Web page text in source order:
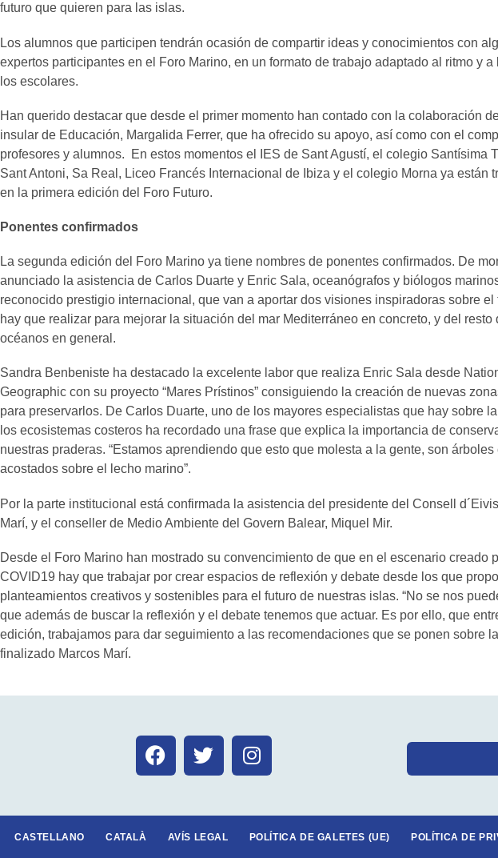
futuro que quieren para las islas.
Los alumnos que participen tendrán ocasión de compartir ideas y conocimientos con
expertos participantes en el Foro Marino, en un formato de trabajo adaptado al ritmo y a
los escolares.
Han querido destacar que desde el primer momento han contado con la colaboración
insular de Educación, Margalida Ferrer, que ha ofrecido su apoyo, así como con el
profesores y alumnos. En estos momentos el IES de Sant Agustí, el colegio Santísima
Sant Antoni, Sa Real, Liceo Francés Internacional de Ibiza y el colegio Morna ya están
en la primera edición del Foro Futuro.
Ponentes confirmados
La segunda edición del Foro Marino ya tiene nombres de ponentes confirmados. De
anunciado la asistencia de Carlos Duarte y Enric Sala, oceanógrafos y biólogos
reconocido prestigio internacional, que van a aportar dos visiones inspiradoras sobre el
hay que realizar para mejorar la situación del mar Mediterráneo en concreto, y del resto
océanos en general.
Sandra Benbeniste ha destacado la excelente labor que realiza Enric Sala desde
Geographic con su proyecto “Mares Prístinos” consiguiendo la creación de nuevas
para preservarlos. De Carlos Duarte, uno de los mayores especialistas que hay sobre
los ecosistemas costeros ha recordado una frase que explica la importancia de
nuestras praderas. “Estamos aprendiendo que esto que molesta a la gente, son árboles
acostados sobre el lecho marino”.
Por la parte institucional está confirmada la asistencia del presidente del Consell
Marí, y el conseller de Medio Ambiente del Govern Balear, Miquel Mir.
Desde el Foro Marino han mostrado su convencimiento de que en el escenario creado
COVID19 hay que trabajar por crear espacios de reflexión y debate desde los que
planteamientos creativos y sostenibles para el futuro de nuestras islas. “No se nos
que además de buscar la reflexión y el debate tenemos que actuar. Es por ello, que
edición, trabajamos para dar seguimiento a las recomendaciones que se ponen sobre
finalizado Marcos Marí.
CASTELLANO CATALÀ AVÍS LEGAL POLÍTICA DE GALETES (UE) POLÍTICA DE